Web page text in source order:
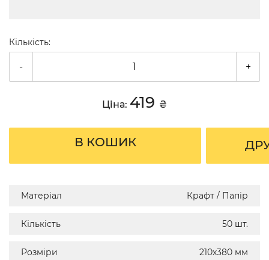
Кількість:
- +
Ціна: 419 ₴
В КОШИК
Матеріал Крафт / Папір
Кількість 50 шт.
Розміри 210х380 мм